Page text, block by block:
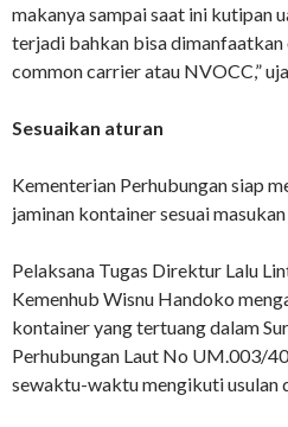
makanya sampai saat ini kutipan
terjadi bahkan bisa
common carrier atau NVOCC,”
Sesuaikan aturan
Kementerian Perhubungan siap
jaminan kontainer sesuai
Pelaksana Tugas Direktur Lalu
Kemenhub Wisnu Handoko
kontainer yang tertuang dalam
Perhubungan Laut No UM.003/
sewaktu-waktu mengikuti usulan